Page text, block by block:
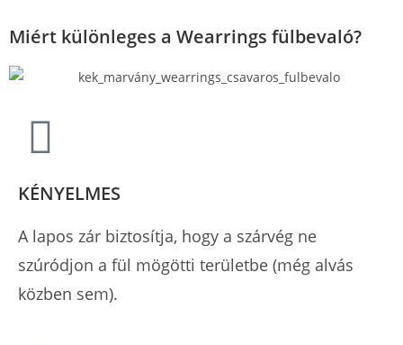
Miért különleges a Wearrings fülbevaló?
KÉNYELMES
A lapos zár biztosítja, hogy a szárvég ne
szúródjon a fül mögötti területbe (még alvás
közben sem).